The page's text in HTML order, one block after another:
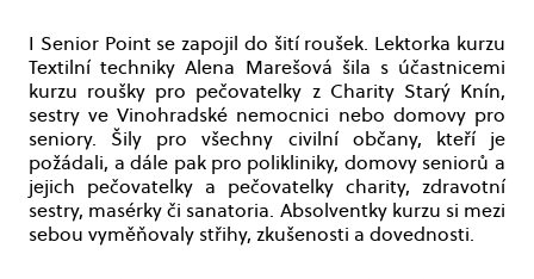
I Senior Point se zapojil do šití roušek. Lektorka kurzu
Textilní techniky Alena Marešová šila s účastnicemi
kurzu roušky pro pečovatelky z Charity Starý Knín,
sestry ve Vinohradské nemocnici nebo domovy pro
seniory. Šily pro všechny civilní občany, kteří je
požádali, a dále pak pro polikliniky, domovy seniorů a
jejich pečovatelky a pečovatelky charity, zdravotní
sestry, masérky či sanatoria. Absolventky kurzu si mezi
sebou vyměňovaly střihy, zkušenosti a dovednosti.